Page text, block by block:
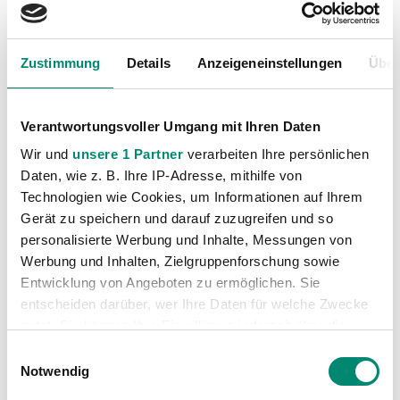
Zustimmung Details Anzeigeneinstellungen
Verantwortungsvoller Umgang mit Ihren Daten
Wir und unsere 1 Partner verarbeiten Ihre persönlichen
Daten, wie z. B. Ihre IP-Adresse, mithilfe von
Technologien wie Cookies, um Informationen auf Ihrem
Gerät zu speichern und darauf zuzugreifen und so
personalisierte Werbung und Inhalte, Messungen von
Werbung und Inhalten, Zielgruppenforschung sowie
Entwicklung von Angeboten zu ermöglichen. Sie
entscheiden darüber, wer Ihre Daten für welche Zwecke
Trigger Symbol ändern oder widerrufen
Notwendig
Nachwuchs
(74)
Profis
(1317)
Ticketing
(91)
Unkategorisiert
(2867)
VORIGER NEWSEINTRAG
„Wir werden über 90 Minuten Vollgas geben“
NÄCHSTER NEWSEINTRAG